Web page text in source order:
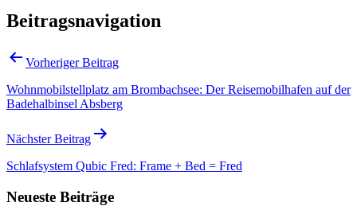
Beitragsnavigation
Vorheriger Beitrag
Wohnmobilstellplatz am Brombachsee: Der Reisemobilhafen auf der
Badehalbinsel Absberg
Nächster Beitrag
Schlafsystem Qubic Fred: Frame + Bed = Fred
Neueste Beiträge